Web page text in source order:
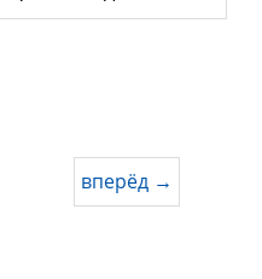
вперёд →